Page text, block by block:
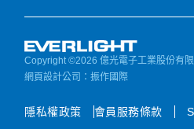
e
Copyright ©2026 億光電子工業股份有
網頁設計公司 ：振作國際
隱私權政策 會員服務條款